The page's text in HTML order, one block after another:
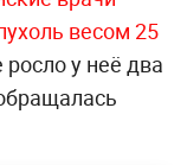
весом 25
у неё два